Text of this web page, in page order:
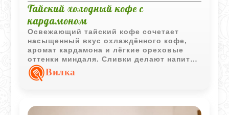
Тайский холодный кофе с
кардамоном
Освежающий тайский кофе сочетает
насыщенный вкус охлаждённого кофе,
аромат кардамона и лёгкие ореховые
оттенки миндаля. Сливки делают напиток
мягче и придают ему приятную
бархатистую текстуру.
Вилка